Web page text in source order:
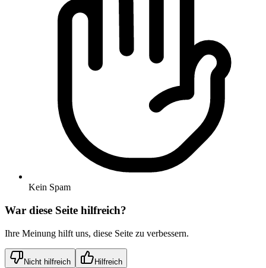
Kein Spam
War diese Seite hilfreich?
Ihre Meinung hilft uns, diese Seite zu verbessern.
Nicht hilfreich Hilfreich